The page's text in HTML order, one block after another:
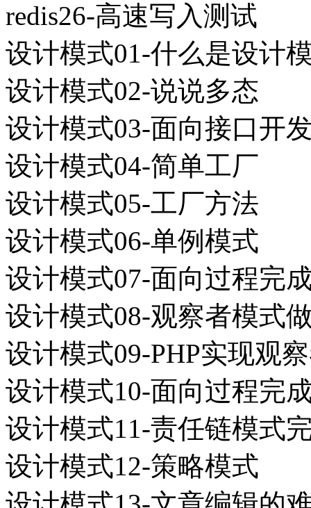
redis26-高速写入测试
设计模式01-什么是设计
设计模式02-说说多态
设计模式03-面向接口开
设计模式04-简单工厂
设计模式05-工厂方法
设计模式06-单例模式
设计模式07-面向过程完
设计模式08-观察者模式
设计模式09-PHP实现观
设计模式10-面向过程完
设计模式11-责任链模式
设计模式12-策略模式